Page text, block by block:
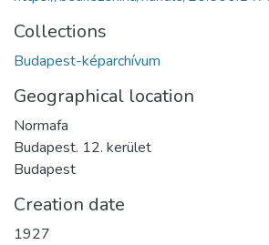
Collections
Budapest-képarchívum
Geographical location
Normafa
Budapest. 12. kerület
Budapest
Creation date
1927